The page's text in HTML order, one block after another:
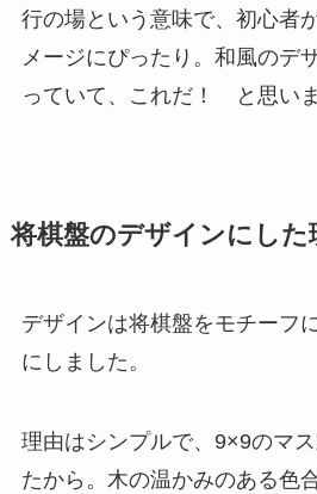
行の場という意味で、初心者
メージにぴったり。和風のデ
っていて、これだ！ と思いま
将棋盤のデザインにした
デザインは将棋盤をモチーフ
にしました。
理由はシンプルで、9×9のマ
たから。木の温かみのある色